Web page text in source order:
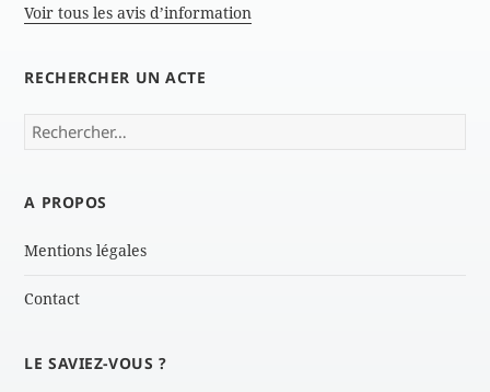
Voir tous les avis d’information
RECHERCHER UN ACTE
Rechercher :
A PROPOS
Mentions légales
Contact
LE SAVIEZ-VOUS ?